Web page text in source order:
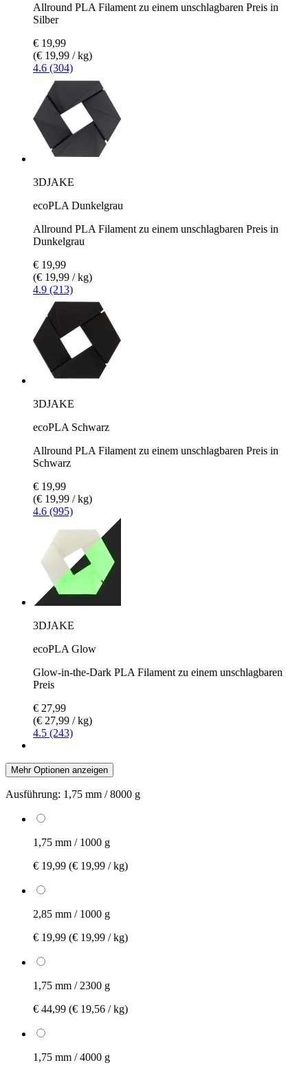
Allround PLA Filament zu einem unschlagbaren Preis in
Silber
€ 19,99
(€ 19,99 / kg)
4.6 (304)
3DJAKE
ecoPLA Dunkelgrau
Allround PLA Filament zu einem unschlagbaren Preis in
Dunkelgrau
€ 19,99
(€ 19,99 / kg)
4.9 (213)
3DJAKE
ecoPLA Schwarz
Allround PLA Filament zu einem unschlagbaren Preis in
Schwarz
€ 19,99
(€ 19,99 / kg)
4.6 (995)
3DJAKE
ecoPLA Glow
Glow-in-the-Dark PLA Filament zu einem unschlagbaren
Preis
€ 27,99
(€ 27,99 / kg)
4.5 (243)
Mehr Optionen anzeigen
Ausführung: 1,75 mm / 8000 g
1,75 mm / 1000 g
€ 19,99 (€ 19,99 / kg)
2,85 mm / 1000 g
€ 19,99 (€ 19,99 / kg)
1,75 mm / 2300 g
€ 44,99 (€ 19,56 / kg)
1,75 mm / 4000 g